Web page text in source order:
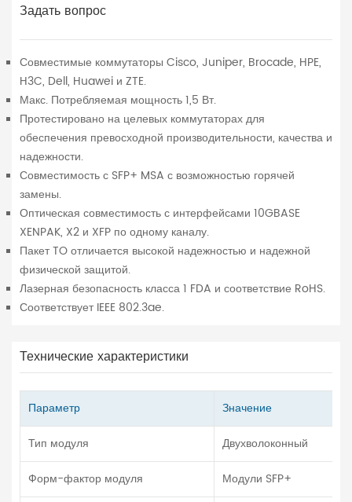
Задать вопрос
Совместимые коммутаторы Cisco, Juniper, Brocade, HPE,
H3C, Dell, Huawei и ZTE.
Макс. Потребляемая мощность 1,5 Вт.
Протестировано на целевых коммутаторах для
обеспечения превосходной производительности, качества и
надежности.
Совместимость с SFP+ MSA с возможностью горячей
замены.
Оптическая совместимость с интерфейсами 10GBASE
XENPAK, X2 и XFP по одному каналу.
Пакет TO отличается высокой надежностью и надежной
физической защитой.
Лазерная безопасность класса 1 FDA и соответствие RoHS.
Соответствует IEEE 802.3ae.
Технические характеристики
Параметр
Значение
Тип модуля
Двухволоконный
Форм-фактор модуля
Модули SFP+